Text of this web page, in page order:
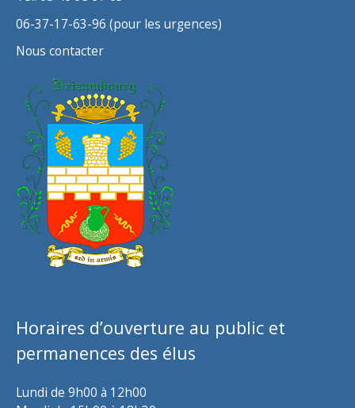
06-37-17-63-96 (pour les urgences)
Nous contacter
Horaires d’ouverture au public et
permanences des élus
Lundi de 9h00 à 12h00